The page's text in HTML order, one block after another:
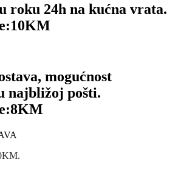
roku 24h na kućna vrata.
10KM
mogućnost
najbližoj pošti.
8KM